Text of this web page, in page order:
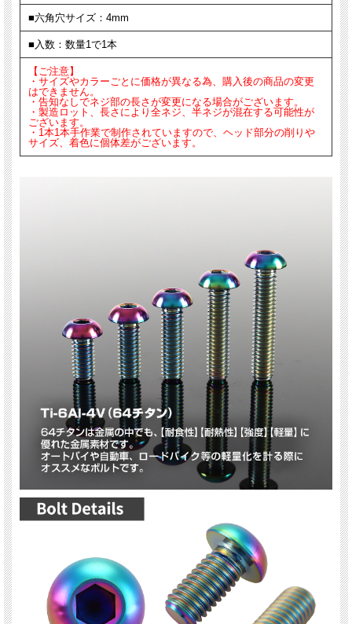
■六角穴サイズ：4mm
■入数：数量1で1本
【ご注意】
・サイズやカラーごとに価格が異なる為、購入後の商品の変更
はできません。
・告知なしでネジ部の長さが変更になる場合がございます。
・製造ロット、長さにより全ネジ、半ネジが混在する可能性が
ございます。
・1本1本手作業で制作されていますので、ヘッド部分の削りや
サイズ、着色に個体差がございます。